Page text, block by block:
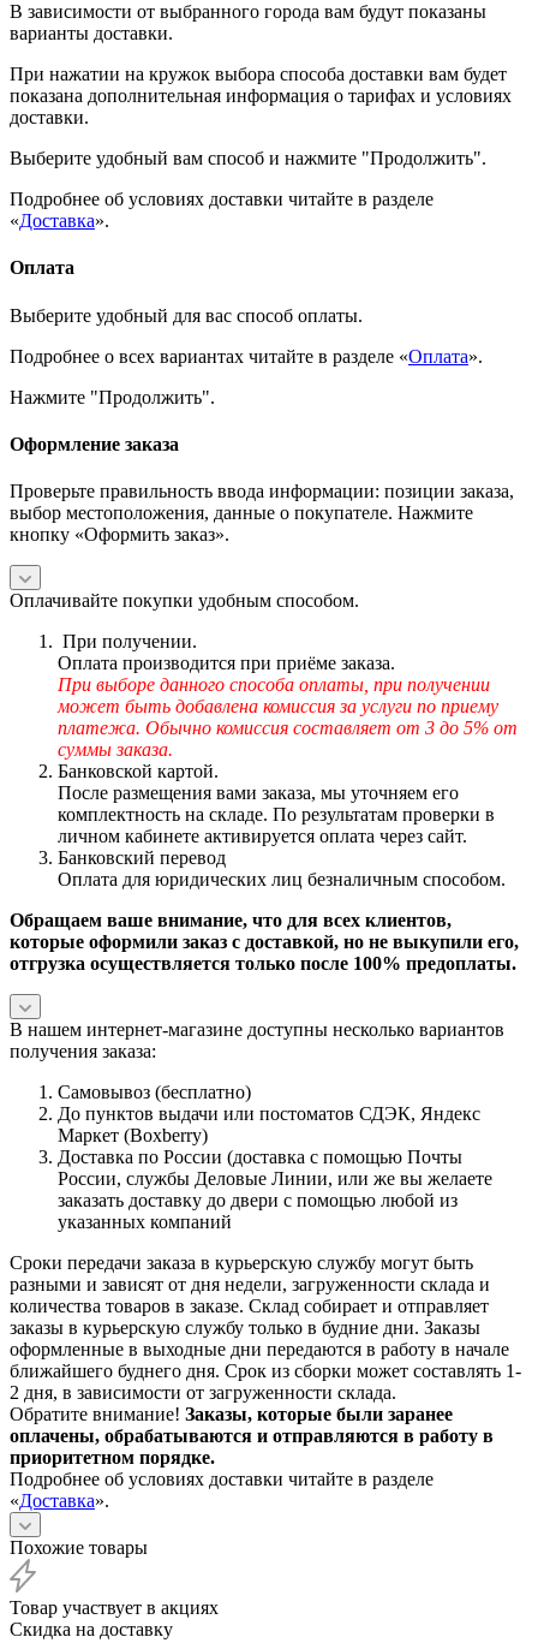
В зависимости от выбранного города вам будут показаны
варианты доставки.
При нажатии на кружок выбора способа доставки вам будет
показана дополнительная информация о тарифах и условиях
доставки.
Выберите удобный вам способ и нажмите "Продолжить".
Подробнее об условиях доставки читайте в разделе
«Доставка».
Оплата
Выберите удобный для вас способ оплаты.
Подробнее о всех вариантах читайте в разделе «Оплата».
Нажмите "Продолжить".
Оформление заказа
Проверьте правильность ввода информации: позиции заказа,
выбор местоположения, данные о покупателе. Нажмите
кнопку «Оформить заказ».
Оплачивайте покупки удобным способом.
При получении.
Оплата производится при приёме заказа.
При выборе данного способа оплаты, при получении
может быть добавлена комиссия за услуги по приему
платежа. Обычно комиссия составляет от 3 до 5% от
суммы заказа.
Банковской картой.
После размещения вами заказа, мы уточняем его
комплектность на складе. По результатам проверки в
личном кабинете активируется оплата через сайт.
Банковский перевод
Оплата для юридических лиц безналичным способом.
Обращаем ваше внимание, что для всех клиентов,
которые оформили заказ с доставкой, но не выкупили его,
отгрузка осуществляется только после 100% предоплаты.
В нашем интернет-магазине доступны несколько вариантов
получения заказа:
Самовывоз (бесплатно)
До пунктов выдачи или постоматов СДЭК, Яндекс
Маркет (Boxberry)
Доставка по России (доставка с помощью Почты
России, службы Деловые Линии, или же вы желаете
заказать доставку до двери с помощью любой из
указанных компаний
Сроки передачи заказа в курьерскую службу могут быть
разными и зависят от дня недели, загруженности склада и
количества товаров в заказе. Склад собирает и отправляет
заказы в курьерскую службу только в будние дни. Заказы
оформленные в выходные дни передаются в работу в начале
ближайшего буднего дня. Срок из сборки может составлять 1-
2 дня, в зависимости от загруженности склада.
Обратите внимание! Заказы, которые были заранее
оплачены, обрабатываются и отправляются в работу в
приоритетном порядке.
Подробнее об условиях доставки читайте в разделе
«Доставка».
Похожие товары
Товар участвует в акциях
Скидка на доставку